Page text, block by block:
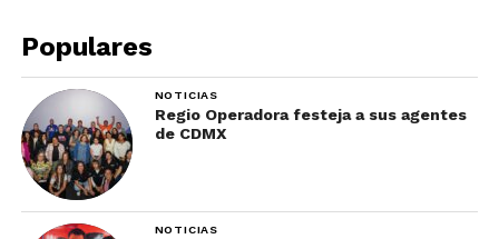
Populares
NOTICIAS
Regio Operadora festeja a sus agentes
de CDMX
NOTICIAS